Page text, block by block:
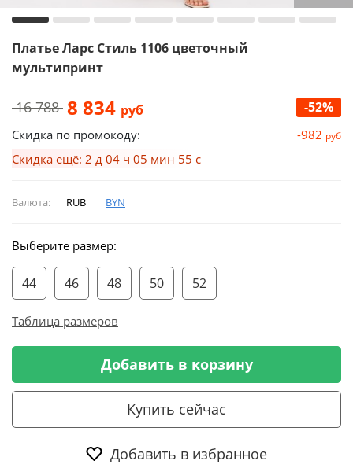
Платье Ларс Стиль 1106 цветочный
мультипринт
16 788 8 834 руб -52%
Скидка по промокоду: -982 руб
Скидка ещё: 2 д 04 ч 05 мин 54 с
Валюта: RUB BYN
Выберите размер:
44 46 48 50 52
Таблица размеров
Добавить в корзину
Купить сейчас
Добавить в избранное